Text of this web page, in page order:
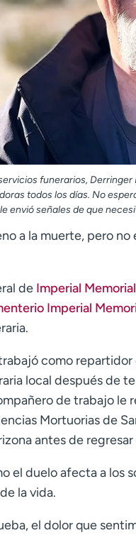
funerarios,
todos los días. No
envió señales de que
a la muerte, pero
de Imperial
Imperial
como
local después de
de trabajo le
Mortuorias de
antes de
el duelo afecta a los
la vida.
el dolor que